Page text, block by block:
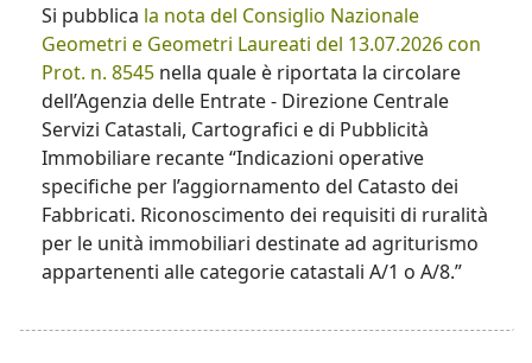
Si pubblica la nota del Consiglio Nazionale
Geometri e Geometri Laureati del 13.07.2026 con
Prot. n. 8545 nella quale è riportata la circolare
dell’Agenzia delle Entrate - Direzione Centrale
Servizi Catastali, Cartografici e di Pubblicità
Immobiliare recante “Indicazioni operative
specifiche per l’aggiornamento del Catasto dei
Fabbricati. Riconoscimento dei requisiti di ruralità
per le unità immobiliari destinate ad agriturismo
appartenenti alle categorie catastali A/1 o A/8.”